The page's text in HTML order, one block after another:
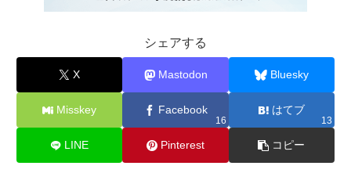
シェアする
X Mastodon Bluesky
Misskey Facebook
16
はてブ
13
LINE Pinterest コピー